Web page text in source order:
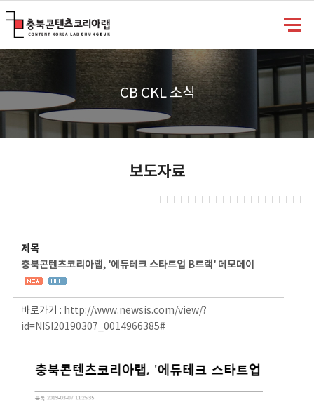
CB CKL 소식
보도자료
제목
충북콘텐츠코리아랩, '에듀테크 스타트업 B트랙' 데모데이
바로가기 : http://www.newsis.com/view/?
id=NISI20190307_0014966385#